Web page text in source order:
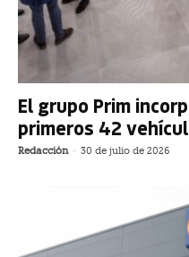
El grupo Prim
primeros 42
Redacción - 30 de julio de 2026